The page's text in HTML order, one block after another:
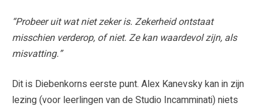
“Probeer uit wat niet zeker is. Zekerheid ontstaat
misschien verderop, of niet. Ze kan waardevol zijn, als
misvatting.”
Dit is Diebenkorns eerste punt. Alex Kanevsky kan in zijn
lezing (voor leerlingen van de Studio Incamminati) niets